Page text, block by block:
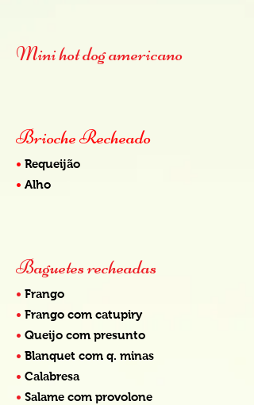
Mini hot dog americano
Brioche Recheado
• Requeijão
• Alho
Baguetes recheadas
• Frango
• Frango com catupiry
• Queijo com presunto
• Blanquet com q. minas
• Calabresa
• Salame com provolone